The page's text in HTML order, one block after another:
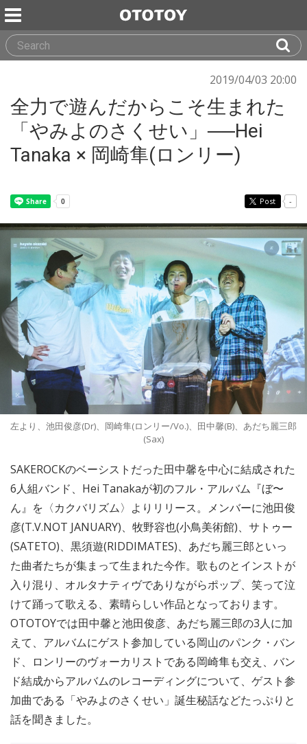
2019/04/03 20:00
全力で遊んだからこそ生まれた
「やみよのさくせい」──Hei
Tanaka × 岡崎隼(ロンリー)
Post -
左より、池田俊彦(Dr)、岡崎隼(ロンリー/Vo.)、田中馨(B)、あだち麗三郎
(Sax)
SAKEROCKのベーシストだった田中馨を中心に結成された
6人組バンド、Hei Tanakaが初のフル・アルバム『ぼ〜
ん』を〈カクバリズム〉よりリリース。メンバーに池田俊
彦(T.V.NOT JANUARY)、牧野容也(小鳥美術館)、サトゥー
(SATETO)、黒須遊(RIDDIMATES)、あだち麗三郎といっ
た曲者たちが集まって生まれた今作。歌ものとインストが
入り混り、オルタナティヴでありながらポップ、笑って泣
けて踊って歌える、素晴らしい作品となっております。
OTOTOYでは田中馨と池田俊彦、あだち麗三郎の3人に加
えて、アルバムにゲスト参加している岡山のパンク・バン
ド、ロンリーのヴォーカリストである岡崎隼も交え、バン
ド結成からアルバムのレコーディングについて、ゲスト参
加曲である「やみよのさくせい」誕生秘話などたっぷりと
話を聞きました。